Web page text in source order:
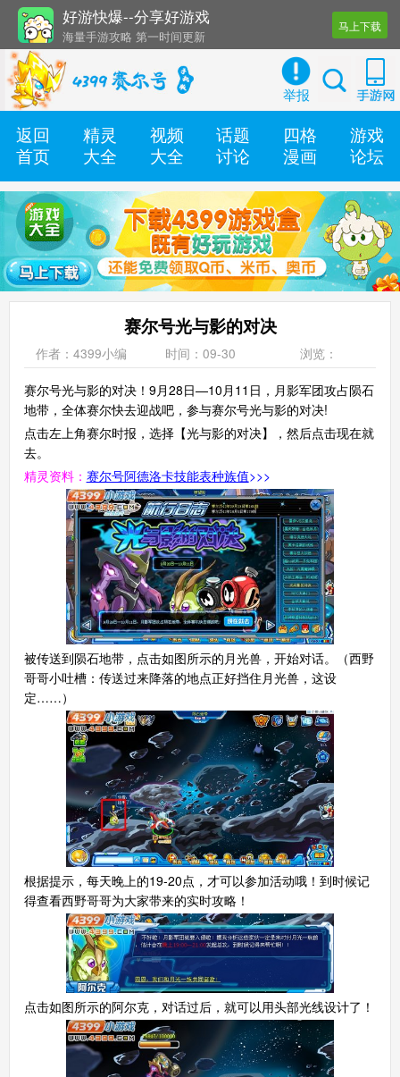
好游快爆--分享好游戏
海量手游攻略 第一时间更新
还有几十款实用辅助工具
马上下载
举报
返回
首页
精灵
大全
视频
大全
话题
讨论
四格
漫画
游戏
论坛
赛尔号光与影的对决
作者：4399小编 时间：09-30 浏览：
赛尔号光与影的对决！9月28日—10月11日，月影军团攻占陨石
地带，全体赛尔快去迎战吧，参与赛尔号光与影的对决!
点击左上角赛尔时报，选择【光与影的对决】，然后点击现在就
去。
精灵资料： 赛尔号阿德洛卡技能表种族值>>>
被传送到陨石地带，点击如图所示的月光兽，开始对话。（西野
哥哥小吐槽：传送过来降落的地点正好挡住月光兽，这设
定……）
根据提示，每天晚上的19-20点，才可以参加活动哦！到时候记
得查看西野哥哥为大家带来的实时攻略！
点击如图所示的阿尔克，对话过后，就可以用头部光线设计了！